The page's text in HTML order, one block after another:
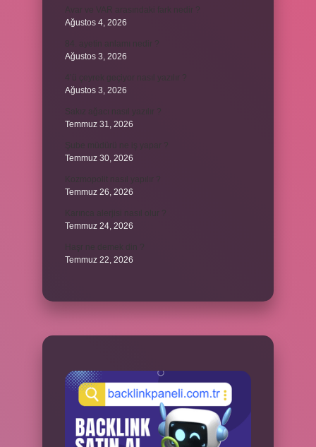
Avar ve VAR arasındaki fark nedir ?
Ağustos 4, 2026
84. ayetin anlamı nedir ?
Ağustos 3, 2026
4’ü çeyrek geçiyor nasıl yazılır ?
Ağustos 3, 2026
Sakız ağacı nasıl yazılır ?
Temmuz 31, 2026
Şube müdürü ne iş yapar ?
Temmuz 30, 2026
Kozmopolit nasıl yapılır ?
Temmuz 26, 2026
Temmuz 24, 2026
Temmuz 22, 2026